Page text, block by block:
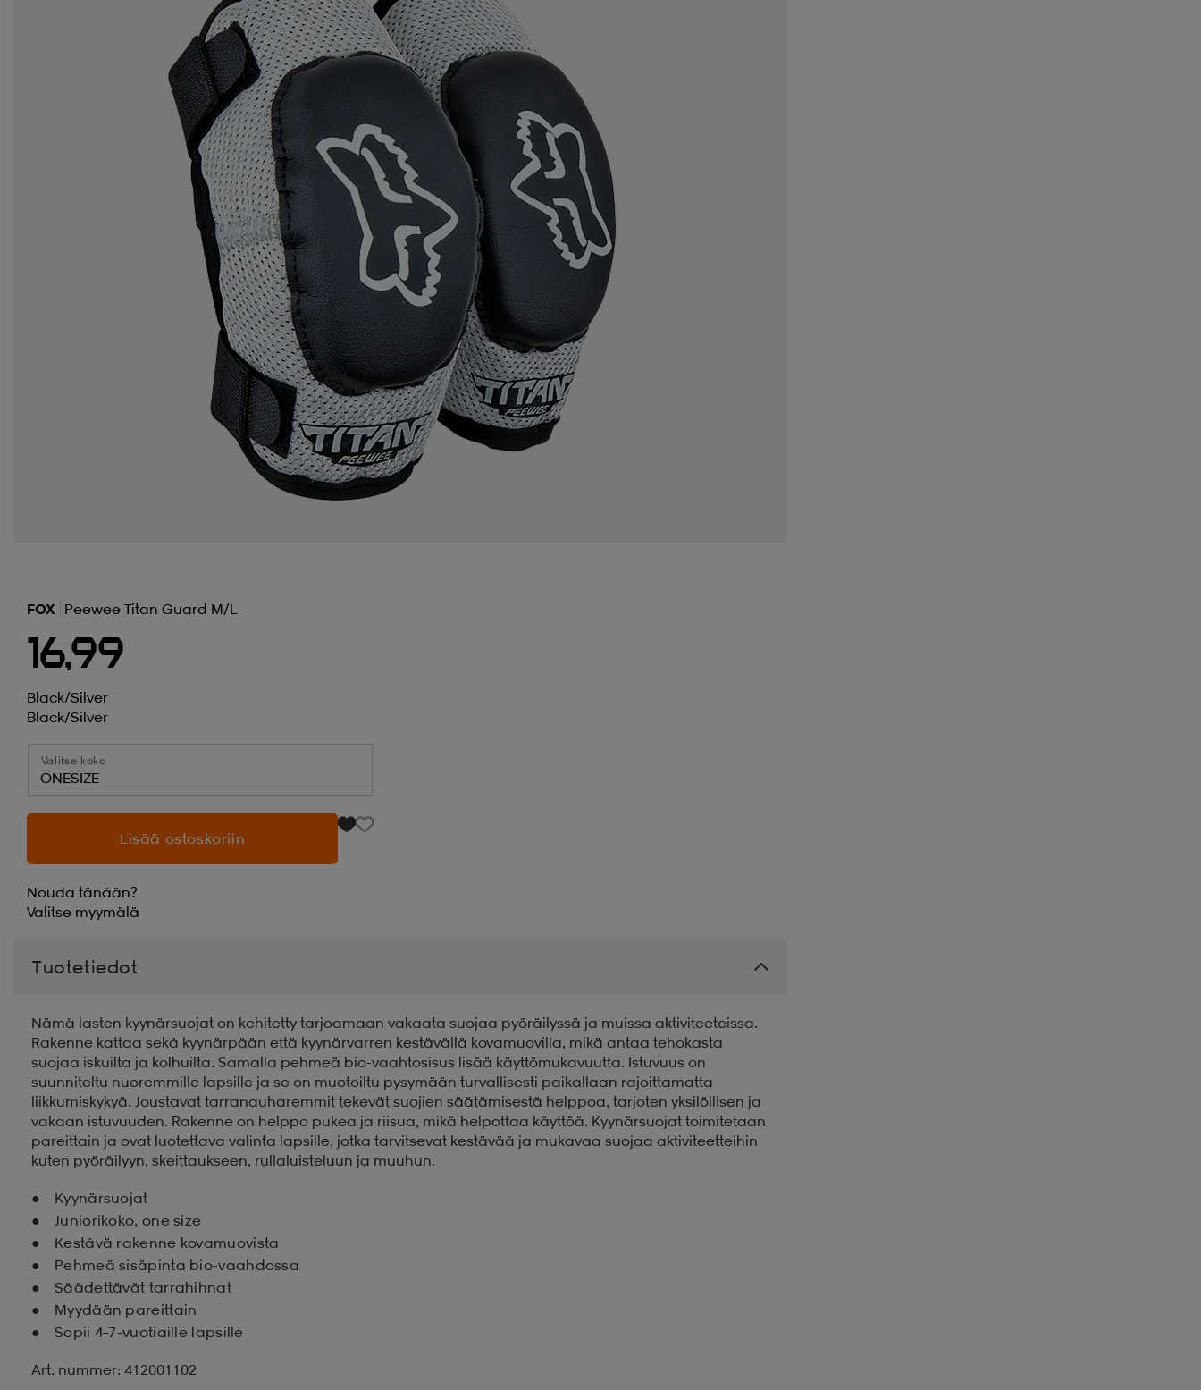
FOX Peewee Titan Guard M/l
16,99
Black/silver
Black/silver
Valitse koko
ONESIZE
Lisää ostoskoriin
Nouda tänään?
Valitse myymälä
Tuotetiedot
Nämä lasten kyynärsuojat on kehitetty tarjoamaan vakaata suojaa pyöräilyssä ja muissa aktiviteeteissa.
Rakenne kattaa sekä kyynärpään että kyynärvarren kestävällä kovamuovilla, mikä antaa tehokasta
suojaa iskuilta ja kolhuilta. Samalla pehmeä bio-vaahtosisus lisää käyttömukavuutta. Istuvuus on
suunniteltu nuoremmille lapsille ja se on muotoiltu pysymään turvallisesti paikallaan rajoittamatta
liikkumiskykyä. Joustavat tarranauharemmit tekevät suojien säätämisestä helppoa, tarjoten yksilöllisen ja
vakaan istuvuuden. Rakenne on helppo pukea ja riisua, mikä helpottaa käyttöä. Kyynärsuojat toimitetaan
pareittain ja ovat luotettava valinta lapsille, jotka tarvitsevat kestävää ja mukavaa suojaa aktiviteetteihin
kuten pyöräilyyn, skeittaukseen, rullaluisteluun ja muuhun.
Kyynärsuojat
Juniorikoko, one size
Kestävä rakenne kovamuovista
Pehmeä sisäpinta bio-vaahdossa
Säädettävät tarrahihnat
Myydään pareittain
Sopii 4–7-vuotiaille lapsille
Art. nummer: 412001102